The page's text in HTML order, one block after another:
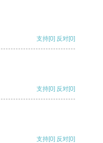
支持[0] 反对[0]
支持[0] 反对[0]
支持[0] 反对[0]